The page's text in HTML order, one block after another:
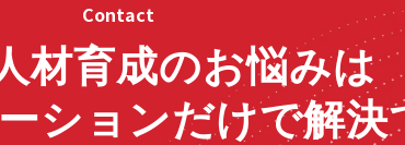
Contact
材育成のお悩みは
ションだけで解決